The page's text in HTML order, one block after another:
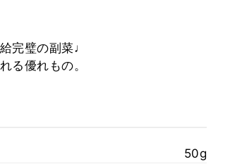
完璧の副菜♩
る優れもの。
50g